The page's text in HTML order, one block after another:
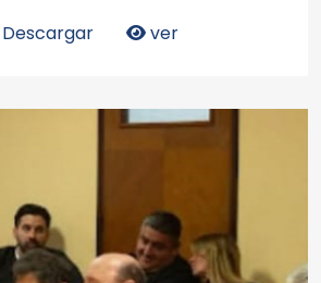
Descargar ver